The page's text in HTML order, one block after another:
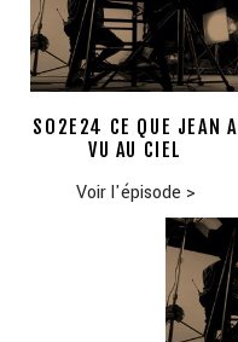
S02E24 CE QUE JEAN A
VU AU CIEL
Voir l'épisode >